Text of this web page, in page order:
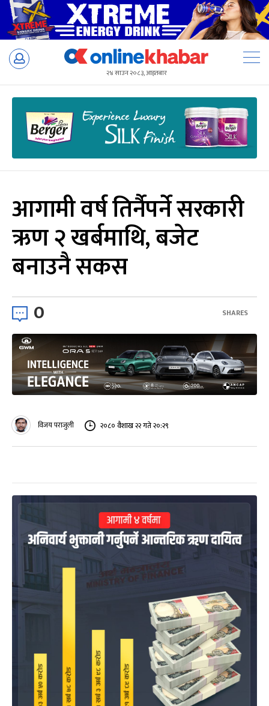
Skip
२४ साउन २०८३, आइतबार
आगामी वर्ष तिर्नैपर्ने सरकारी
ऋण २ खर्बमाथि, बजेट
बनाउनै सकस
0 SHARES
विजय पराजुली २०८० वैशाख २२ गते २०:२९